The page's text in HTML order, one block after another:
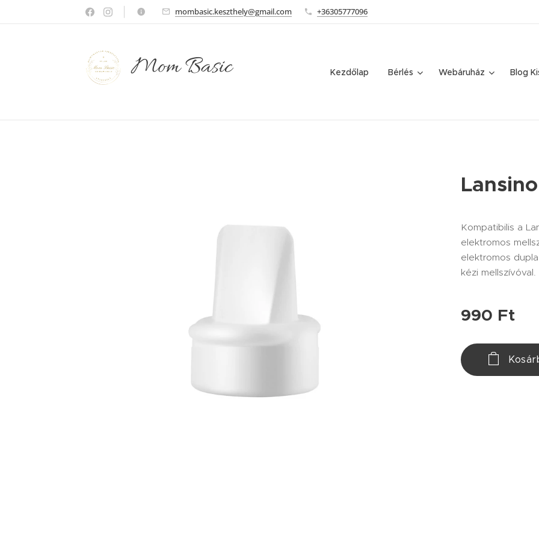
mombasic.keszthely@gmail.com +36305777096
Mom Basic Kezdőlap Bérlés Webáruház Blog
Kompatibilis a
elektromos
elektromos
kézi mellszívóval.
990 Ft